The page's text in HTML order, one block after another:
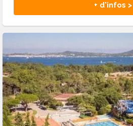
+ d'infos >